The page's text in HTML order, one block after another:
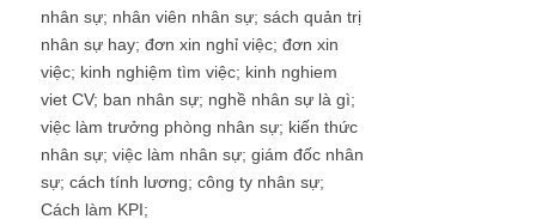
nhân sự; nhân viên nhân sự; sách quản trị
nhân sự hay; đơn xin nghỉ việc; đơn xin
việc; kinh nghiệm tìm việc; kinh nghiem
viet CV; ban nhân sự; nghề nhân sự là gì;
việc làm trưởng phòng nhân sự; kiến thức
nhân sự; việc làm nhân sự; giám đốc nhân
sự; cách tính lương; công ty nhân sự;
Cách làm KPI;